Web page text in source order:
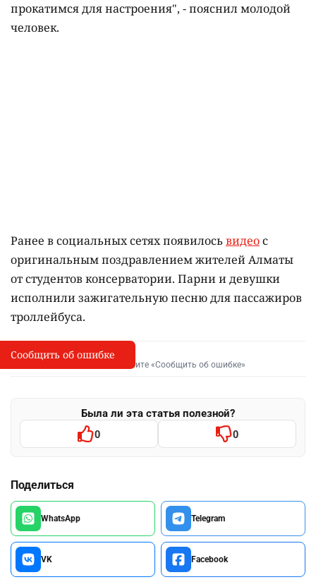
прокатимся для настроения", - пояснил молодой
человек.
Ранее в социальных сетях появилосьвидеос
оригинальным поздравлением жителей Алматы
от студентов консерватории. Парни и девушки
исполнили зажигательную песню для пассажиров
троллейбуса.
I
Сообщить об опечатке
Выделите фрагмент и нажмите «Сообщить об ошибке»
Была ли эта статья полезной?
0 0
Поделиться
WhatsApp Telegram
VK Facebook
Сообщить об ошибке